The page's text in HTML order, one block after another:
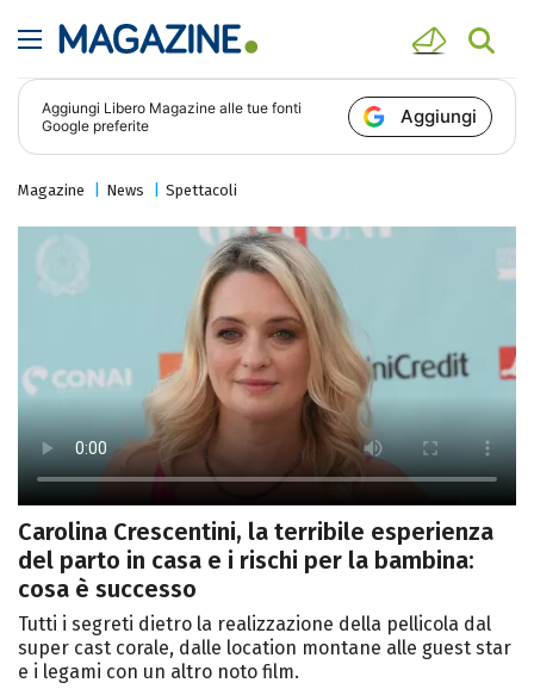
Aggiungi Libero Magazine alle tue fonti
Google preferite
Aggiungi
Magazine News Spettacoli
Carolina Crescentini, la terribile esperienza
del parto in casa e i rischi per la bambina:
cosa è successo
Tutti i segreti dietro la realizzazione della pellicola dal
super cast corale, dalle location montane alle guest star
e i legami con un altro noto film.